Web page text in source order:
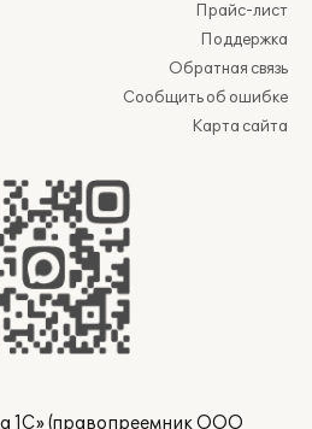
Прайс-лист
Поддержка
Обратная связь
Сообщить об ошибке
Карта сайта
1С» (правопреемник ООО